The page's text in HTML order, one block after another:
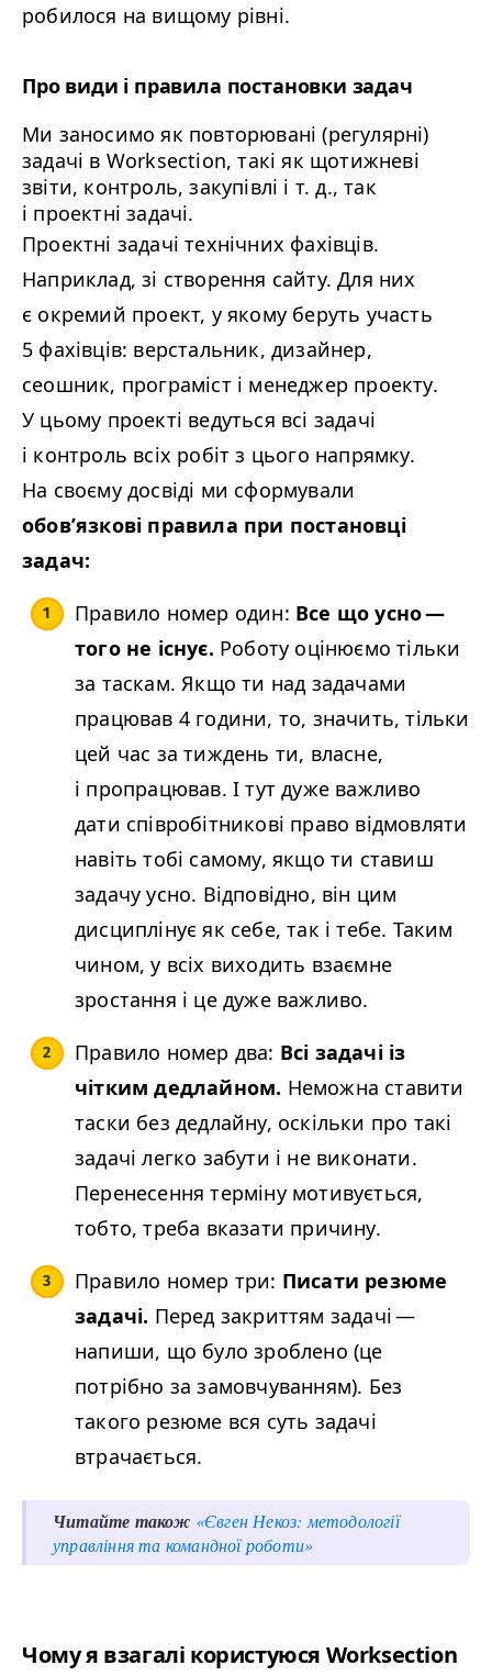
робилося на вищому рівні.
Про види і правила постановки задач
Ми заносимо як повторювані (регулярні)
задачі в Worksection, такі як щотижневі
звіти, контроль, закупівлі і т. д., так
і проектні задачі.
Проектні задачі технічних фахівців.
Наприклад, зі створення сайту. Для них
є окремий проект, у якому беруть участь
5 фахівців: верстальник, дизайнер,
сеошник, програміст і менеджер проекту.
У цьому проекті ведуться всі задачі
і контроль всіх робіт з цього напрямку.
На своєму досвіді ми сформували
обов’язкові правила при постановці
задач:
Правило номер один: Все що усно —
того не існує. Роботу оцінюємо тільки
за таскам. Якщо ти над задачами
працював 4 години, то, значить, тільки
цей час за тиждень ти, власне,
і пропрацював. І тут дуже важливо
дати співробітникові право відмовляти
навіть тобі самому, якщо ти ставиш
задачу усно. Відповідно, він цим
дисциплінує як себе, так і тебе. Таким
чином, у всіх виходить взаємне
зростання і це дуже важливо.
Правило номер два: Всі задачі із
чітким дедлайном. Неможна ставити
таски без дедлайну, оскільки про такі
задачі легко забути і не виконати.
Перенесення терміну мотивується,
тобто, треба вказати причину.
Правило номер три: Писати резюме
задачі. Перед закриттям задачі —
напиши, що було зроблено (це
потрібно за замовчуванням). Без
такого резюме вся суть задачі
втрачається.
Читайте також «Євген Некоз: методології
управління та командної роботи»
Чому я взагалі користуюся Worksection